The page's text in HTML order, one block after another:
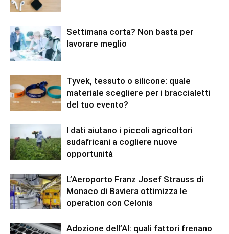
Settimana corta? Non basta per
lavorare meglio
Tyvek, tessuto o silicone: quale
materiale scegliere per i braccialetti
del tuo evento?
I dati aiutano i piccoli agricoltori
sudafricani a cogliere nuove
opportunità
L’Aeroporto Franz Josef Strauss di
Monaco di Baviera ottimizza le
operation con Celonis
Adozione dell’AI: quali fattori frenano